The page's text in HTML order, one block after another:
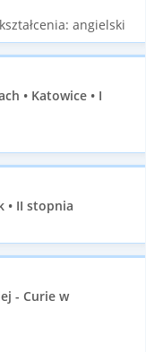
angielski
• Katowice • I
• II stopnia
- Curie w